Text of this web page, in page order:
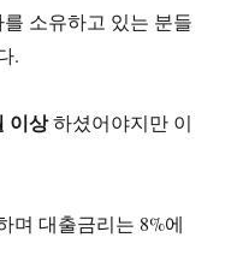
소유하고 있는 분들
.
이상하셨어야지만 이
며 대출금리는 8%에